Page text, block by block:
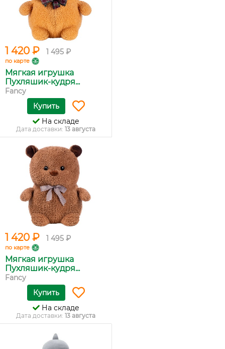
1 420 ₽ 1 495 ₽
по карте
Мягкая игрушка
Пухляшик-кудря...
Fancy
Купить
На складе
Дата доставки: 13 августа
1 420 ₽ 1 495 ₽
по карте
Мягкая игрушка
Пухляшик-кудря...
Fancy
Купить
На складе
Дата доставки: 13 августа